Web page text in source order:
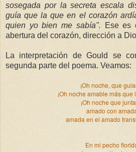
sosegada por la secreta escala
guía que la que en el corazón
quien yo bien me sabía". Ese es
abertura del corazón, dirección a
La interpretación deGould se
segunda parte del poema. Veamos:
¡Oh noche, que
¡Oh noche amable más que
¡Oh noche que
amado con
amada en el amado
En mi pecho